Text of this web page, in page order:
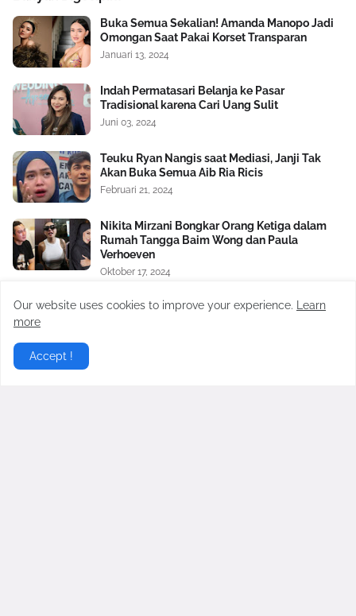
Buka Semua Sekalian! Amanda Manopo Jadi
Omongan Saat Pakai Korset Transparan
Januari 13, 2024
Indah Permatasari Belanja ke Pasar
Tradisional karena Cari Uang Sulit
Juni 03, 2024
Teuku Ryan Nangis saat Mediasi, Janji Tak
Akan Buka Semua Aib Ria Ricis
Februari 21, 2024
Nikita Mirzani Bongkar Orang Ketiga dalam
Rumah Tangga Baim Wong dan Paula
Verhoeven
Oktober 17, 2024
Satu Lagi Aib Nico dan Paula Verhoeven
Our website uses cookies to improve your experience.
Learn
more
Accept !